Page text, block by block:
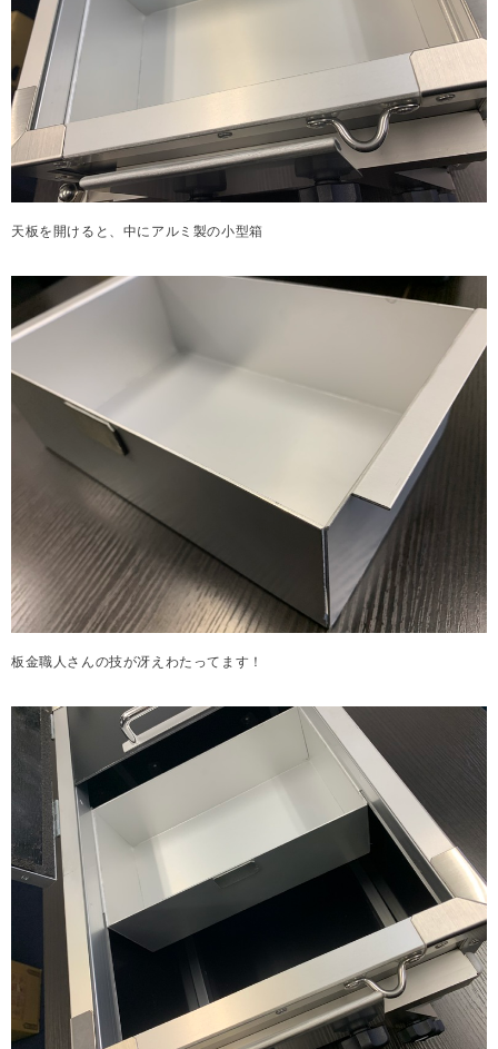
天板を開けると、中にアルミ製の小型箱
板金職人さんの技が冴えわたってます！